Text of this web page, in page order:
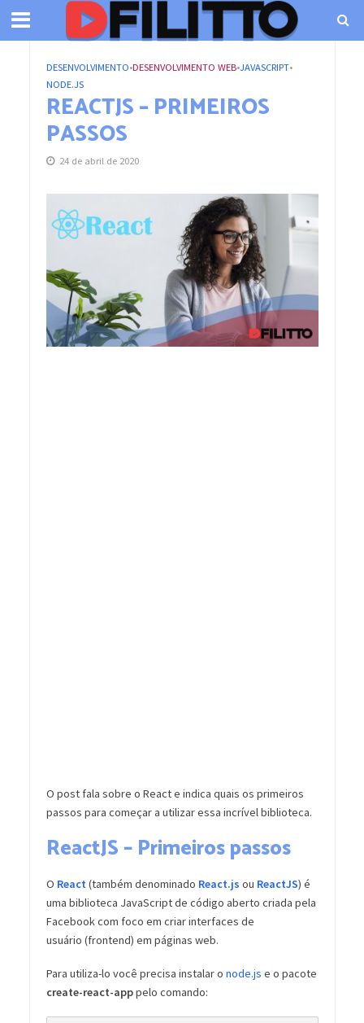
DESENVOLVIMENTO•DESENVOLVIMENTO WEB•JAVASCRIPT•
NODE.JS
REACTJS – PRIMEIROS
PASSOS
24 de abril de 2020
O post fala sobre o React e indica quais os primeiros
passos para começar a utilizar essa incrível biblioteca.
ReactJS – Primeiros passos
O React (também denominado React.js ou ReactJS) é
uma biblioteca JavaScript de código aberto criada pela
Facebook com foco em criar interfaces de
usuário (frontend) em páginas web.
Para utiliza-lo você precisa instalar o node.js e o pacote
create-react-apppelo comando: